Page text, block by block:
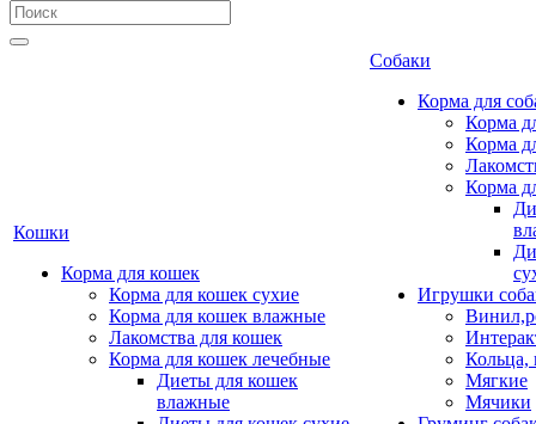
Кошки
Корма для кошек
Корма для кошек сухие
Корма для кошек влажные
Лакомства для кошек
Корма для кошек лечебные
Диеты для кошек
влажные
Собаки
Корма для
Корма
Корма
Корма
Игрушки
Кольца,
Мягкие
Мячики